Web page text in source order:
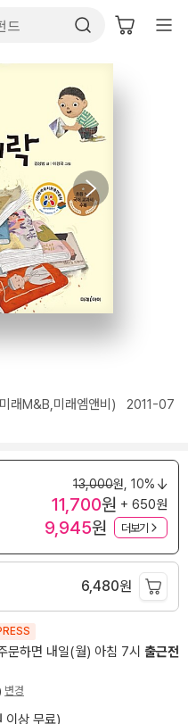
래M&B,미래엠앤비) 2011-07
13,000원, 10%
11,700원 + 650원
9,945원 더보기
6,480원
문하면 내일(월) 아침 7시 출근전
변경
이상 무료)